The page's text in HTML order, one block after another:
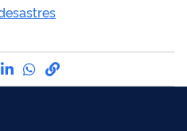
por Facebook
Compartilhe por Twitter
Compartilhe por
Compartilhe por
link para Copiar